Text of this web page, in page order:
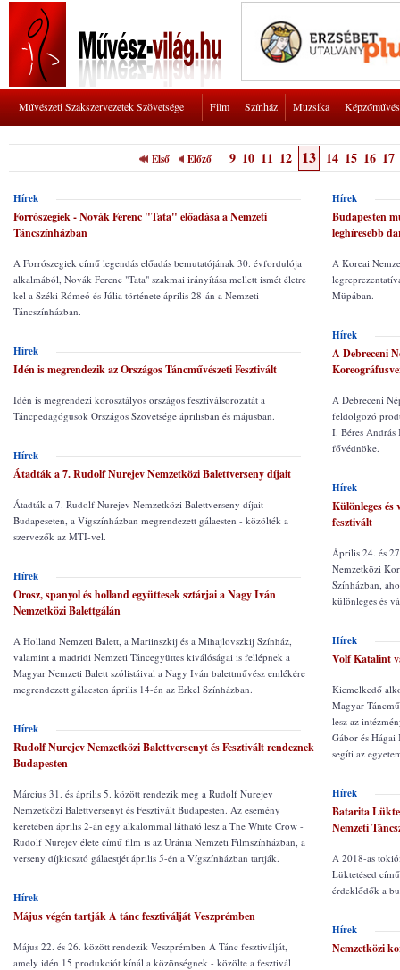
Művészeti Szakszervezetek Szövetsége Film Színház Muzsika
Első Előző 9 10 11 12 13 14 15 16 17
Hírek
Forrószegiek - Novák Ferenc "Tata" előadása a Nemzeti
Táncszínházban
A Forrószegiek című legendás előadás bemutatójának 30. évfordulója
alkalmából, Novák Ferenc "Tata" szakmai irányítása mellett ismét életre
kel a Széki Rómeó és Júlia története április 28-án a Nemzeti
Táncszínházban.
Hírek
Idén is megrendezik az Országos Táncművészeti Fesztivált
Idén is megrendezi korosztályos országos fesztiválsorozatát a
Táncpedagógusok Országos Szövetsége áprilisban és májusban.
Hírek
Átadták a 7. Rudolf Nurejev Nemzetközi Balettverseny díjait
Átadták a 7. Rudolf Nurejev Nemzetközi Balettverseny díjait
Budapeseten, a Vígszínházban megrendezett gálaesten - közölték a
szervezők az MTI-vel.
Hírek
Orosz, spanyol és holland együttesek sztárjai a Nagy Iván
Nemzetközi Balettgálán
A Holland Nemzeti Balett, a Mariinszkij és a Mihajlovszkij Színház,
valamint a madridi Nemzeti Táncegyüttes kiválóságai is fellépnek a
Magyar Nemzeti Balett szólistáival a Nagy Iván balettművész emlékére
megrendezett gálaesten április 14-én az Erkel Színházban.
Hírek
Rudolf Nurejev Nemzetközi Balettversenyt és Fesztivált rendeznek
Budapesten
Március 31. és április 5. között rendezik meg a Rudolf Nurejev
Nemzetközi Balettversenyt és Fesztivált Budapesten. Az esemény
keretében április 2-án egy alkalommal látható lesz a The White Crow -
Rudolf Nurejev élete című film is az Uránia Nemzeti Filmszínházban, a
verseny díjkiosztó gálaestjét április 5-én a Vígszínházban tartják.
Hírek
Május végén tartják A tánc fesztiválját Veszprémben
Május 22. és 26. között rendezik Veszprémben A Tánc fesztiválját,
amely idén 15 produkciót kínál a közönségnek - közölte a fesztivál
Hírek
Budapesten
leghíresebb
A Koreai
Müpában.
Hírek
A Debreceni
A Debreceni
feldolgozó
I. Béres András
fővédnöke.
Hírek
Különleges
fesztivált
Április 24. és
Nemzetközi
Színházban,
különleges és
Hírek
Volf Katalint
Kiemelkedő
Magyar
lesz az
Gábor és
segíti az
Hírek
Batarita
Nemzeti
A 2018-as
Lüktetésed
érdeklődők a
Hírek
Nemzetközi